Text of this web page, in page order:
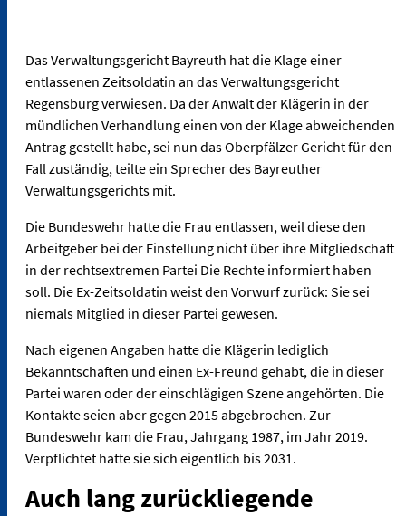
Das Verwaltungsgericht Bayreuth hat die Klage einer
entlassenen Zeitsoldatin an das Verwaltungsgericht
Regensburg verwiesen. Da der Anwalt der Klägerin in der
mündlichen Verhandlung einen von der Klage abweichenden
Antrag gestellt habe, sei nun das Oberpfälzer Gericht für den
Fall zuständig, teilte ein Sprecher des Bayreuther
Verwaltungsgerichts mit.
Die Bundeswehr hatte die Frau entlassen, weil diese den
Arbeitgeber bei der Einstellung nicht über ihre Mitgliedschaft
in der rechtsextremen Partei Die Rechte informiert haben
soll. Die Ex-Zeitsoldatin weist den Vorwurf zurück: Sie sei
niemals Mitglied in dieser Partei gewesen.
Nach eigenen Angaben hatte die Klägerin lediglich
Bekanntschaften und einen Ex-Freund gehabt, die in dieser
Partei waren oder der einschlägigen Szene angehörten. Die
Kontakte seien aber gegen 2015 abgebrochen. Zur
Bundeswehr kam die Frau, Jahrgang 1987, im Jahr 2019.
Verpflichtet hatte sie sich eigentlich bis 2031.
Auch lang zurückliegende